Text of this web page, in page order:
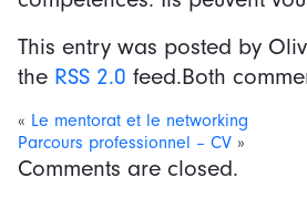
This entry was posted by
the RSS 2.0 feed.Both
« Le mentorat et le networking
Parcours professionnel – CV »
Comments are closed.